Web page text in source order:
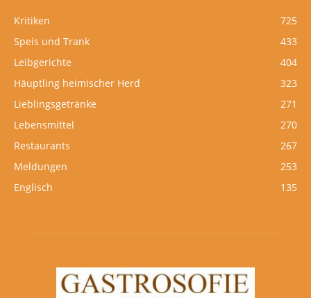
Kritiken
725
Speis und Trank
433
Leibgerichte
404
Häuptling heimischer Herd
323
Lieblingsgetränke
271
Lebensmittel
270
Restaurants
267
Meldungen
253
Englisch
135